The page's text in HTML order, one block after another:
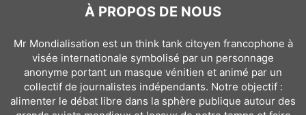
À PROPOS DE NOUS
Mr Mondialisation est un think tank citoyen francophone à
visée internationale symbolisé par un personnage
anonyme portant un masque vénitien et animé par un
collectif de journalistes indépendants. Notre objectif :
alimenter le débat libre dans la sphère publique autour des